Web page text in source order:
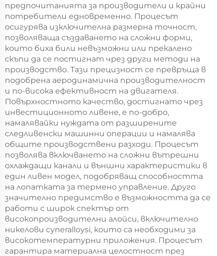
предпочитанията за производители и крайни
потребители едновременно. Процесът
осигурява изключителна размерна точност,
позволяваща създаването на сложни форми,
които биха били невъзможни или прекалено
скъпи да се постигнат чрез други методи на
производство. Тази прецизност се превръща в
подобрена аеродинамична производителност
и по-висока ефективност на двигателя.
Повърхностното качество, достигнато чрез
инвестиционното ливене, е по-добро,
намалявайки нуждата от разширените
следливенски машинни операции и намалява
общите производствени разходи. Процесът
позволява включването на сложни вътрешни
охлаждащи канали и външни характеристики в
един ливен модел, подобряващ способността
на лопатката за термено управление. Друго
значително предимство е възможността да се
работи с широк спектър от
високопроизводителни алойси, включително
никелови супeralloysi, които са необходими за
високотемпературни приложения. Процесът
гарантира материална целостност през